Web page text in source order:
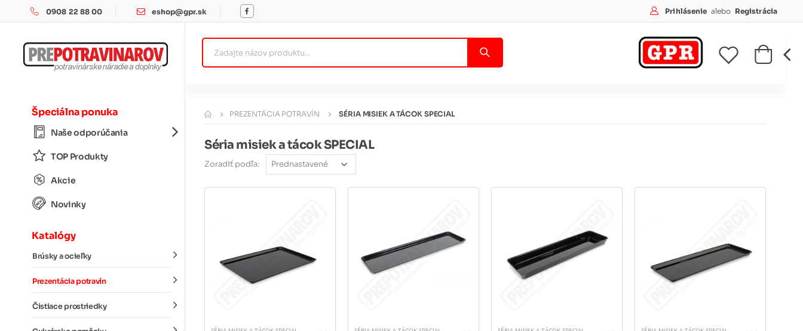
0908 22 88 00 eshop@gpr.sk Prihlásenie alebo Registrácia
Špeciálna ponuka
Naše odporúčania
TOP Produkty
Akcie
Novinky
Katalógy
Brúsky a ocieľky
Prezentácia potravín
Čistiace prostriedky
PREZENTÁCIA POTRAVÍN SÉRIA MISIEK A TÁCOK SPECIAL
Séria misiek a tácok SPECIAL
Zoradiť podľa: